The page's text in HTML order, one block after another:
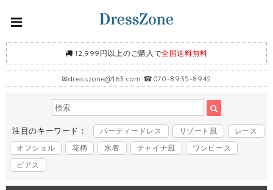
12,999円以上のご購入で全国送料無料
✉dresszone@163.com ☎070-8935-8942
注目のキーワード： パーティードレス リゾート風
レース
オフショル
花柄 水着 チャイナ風
ワンピース
ピアス